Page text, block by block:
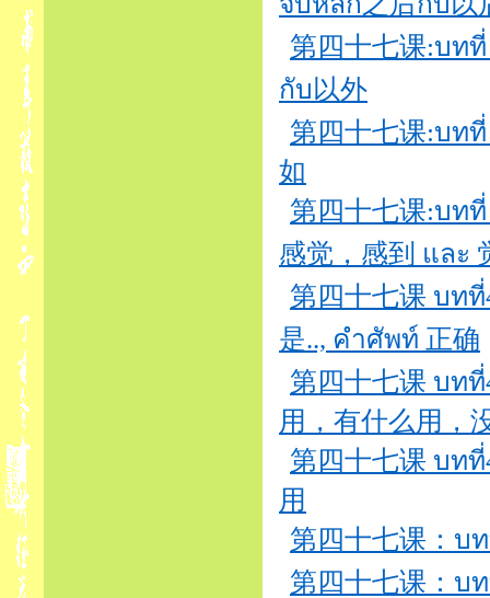
第四十七课:บท
กับ以外
第四十七课:บท
如
第四十七课:บท
感觉，感到 และ
第四十七课 บท
是.., คำศัพท์ 正确
第四十七课 บท
用，有什么用，
第四十七课 บท
用
第四十七课：บ
第四十七课：บ